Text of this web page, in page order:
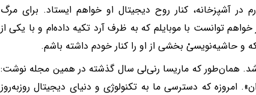
در آشپزخانه، کنار روح دیجیتال او خواهم ایستاد. برای مرگ
توانست با موبایلم که به ظرف آرد تکیه داده‌ام و با یکی از
و حاشیه‌نویسیْ بخشی از او را کنار خودم داشته باشم.
شد. همان‌طور که ماریسا رنی‌لی سال گذشته در همین مجله نوشت:
امروزه که دسترسی ما به تکنولوژی و دنیای دیجیتال روز‌به‌روز